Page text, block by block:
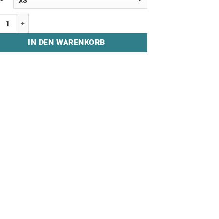
"ACID GAMING" Menge
IN DEN WARENKORB